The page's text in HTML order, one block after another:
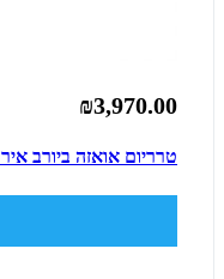
₪3,970.00
טרריום אואזה ביורב איר 60 אפור - biOrb AIR 60 grey